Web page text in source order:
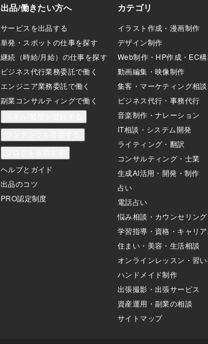
が「あるヨーロッ
クルド反政府組織
要求」したのじ
て～、その欧州の